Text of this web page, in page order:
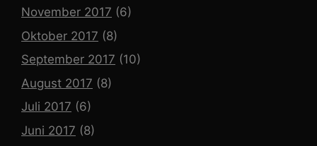
November 2017 (6)
Oktober 2017 (8)
September 2017 (10)
August 2017 (8)
Juli 2017 (6)
Juni 2017 (8)